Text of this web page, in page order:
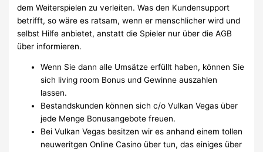
dem Weiterspielen zu verleiten. Was den Kundensupport
betrifft, so wäre es ratsam, wenn er menschlicher wird und
selbst Hilfe anbietet, anstatt die Spieler nur über die AGB
über informieren.
Wenn Sie dann alle Umsätze erfüllt haben, können Sie
sich living room Bonus und Gewinne auszahlen
lassen.
Bestandskunden können sich c/o Vulkan Vegas über
jede Menge Bonusangebote freuen.
Bei Vulkan Vegas besitzen wir es anhand einem tollen
neuweritgen Online Casino über tun, das einiges über